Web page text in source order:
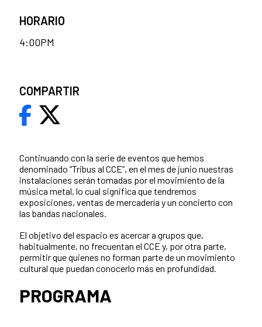
Continuando con la serie de eventos que hemos
denominado “Tribus al CCE”, en el mes de junio nuestras
instalaciones serán tomadas por el movimiento de la
música metal, lo cual significa que tendremos
exposiciones, ventas de mercadería y un concierto con
las bandas nacionales.
El objetivo del espacio es acercar a grupos que,
habitualmente, no frecuentan el CCE y, por otra parte,
permitir que quienes no forman parte de un movimiento
cultural que puedan conocerlo más en profundidad.
PROGRAMA
HORARIO
4:00PM
COMPARTIR